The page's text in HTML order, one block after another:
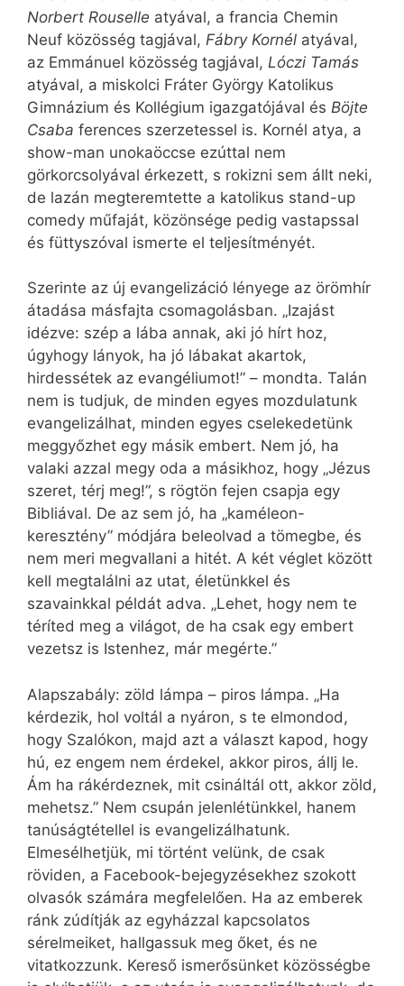
Norbert Rouselle atyával, a francia Chemin
Neuf közösség tagjával, Fábry Kornél atyával,
az Emmánuel közösség tagjával, Lóczi Tamás
atyával, a miskolci Fráter György Katolikus
Gimnázium és Kollégium igazgatójával és Böjte
Csaba ferences szerzetessel is. Kornél atya, a
show-man unokaöccse ezúttal nem
görkorcsolyával érkezett, s rokizni sem állt neki,
de lazán megteremtette a katolikus stand-up
comedy műfaját, közönsége pedig vastapssal
és füttyszóval ismerte el teljesítményét.
Szerinte az új evangelizáció lényege az örömhír
átadása másfajta csomagolásban. „Izajást
idézve: szép a lába annak, aki jó hírt hoz,
úgyhogy lányok, ha jó lábakat akartok,
hirdessétek az evangéliumot!” – mondta. Talán
nem is tudjuk, de minden egyes mozdulatunk
evangelizálhat, minden egyes cselekedetünk
meggyőzhet egy másik embert. Nem jó, ha
valaki azzal megy oda a másikhoz, hogy „Jézus
szeret, térj meg!”, s rögtön fejen csapja egy
Bibliával. De az sem jó, ha „kaméleon-
keresztény” módjára beleolvad a tömegbe, és
nem meri megvallani a hitét. A két véglet között
kell megtalálni az utat, életünkkel és
szavainkkal példát adva. „Lehet, hogy nem te
téríted meg a világot, de ha csak egy embert
vezetsz is Istenhez, már megérte.”
Alapszabály: zöld lámpa – piros lámpa. „Ha
kérdezik, hol voltál a nyáron, s te elmondod,
hogy Szalókon, majd azt a választ kapod, hogy
hú, ez engem nem érdekel, akkor piros, állj le.
Ám ha rákérdeznek, mit csináltál ott, akkor zöld,
mehetsz.” Nem csupán jelenlétünkkel, hanem
tanúságtétellel is evangelizálhatunk.
Elmesélhetjük, mi történt velünk, de csak
röviden, a Facebook-bejegyzésekhez szokott
olvasók számára megfelelően. Ha az emberek
ránk zúdítják az egyházzal kapcsolatos
sérelmeiket, hallgassuk meg őket, és ne
vitatkozzunk. Kereső ismerősünket közösségbe